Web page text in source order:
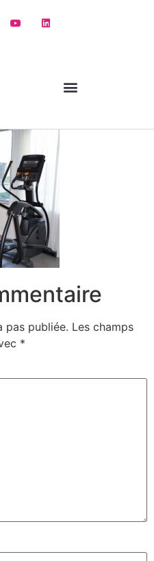
pas publiée. Les champs
*